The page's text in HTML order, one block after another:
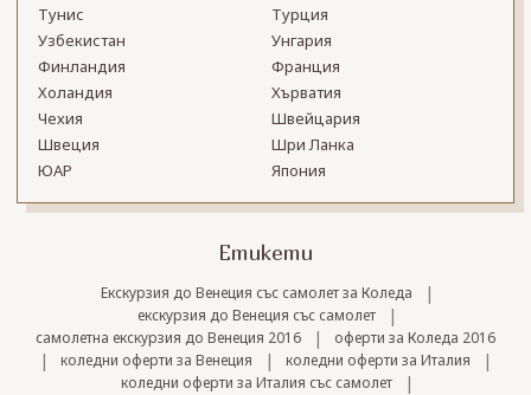
Тунис
Турция
Узбекистан
Унгария
Финландия
Франция
Холандия
Хърватия
Чехия
Швейцария
Швеция
Шри Ланка
ЮАР
Япония
Етикети
Екскурзия до Венеция със самолет за Коледа |
екскурзия до Венеция със самолет |
самолетна екскурзия до Венеция 2016 | оферти за Коледа 2016
| коледни оферти за Венеция | коледни оферти за Италия |
коледни оферти за Италия със самолет |